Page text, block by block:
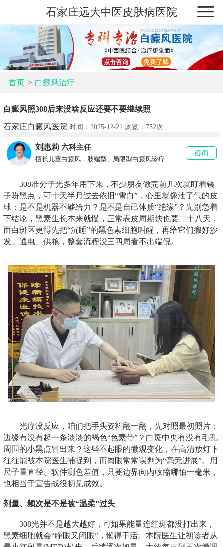
石家庄远大中医皮肤病医院
首页> 白癜风治疗
白癜风照308后来没啥反应还要不要继续照
石家庄白癜风医院 时间：2025-12-21 浏览： 752次
刘惠莉 六科主任
擅长儿童白癜风，肢端型、局限型白癜风诊疗
咨询
308准分子光多年用下来，不少朋友做完前几次就盯着镜
子盼黑点，可十天半月过去依旧“雪白”，心里就像泄了气的皮
球：是不是机器不够给力？是不是自己体质“绝缘”？先别急着
下结论，黑素生长本来就慢，正常表皮周期快也要二十八天，
而白斑区更得先把“沉睡”的黑色素细胞叫醒，再给它们搬好沙
发、通电、供粮，整套流程没三四周看不出端倪。
光疗没反应，咱们把手头资料翻一翻，先对照最初照片：
边缘有没有起一条淡淡的褐色“色素带”？白斑中央有没有毛孔
周围的小黑点冒出来？这些不起眼的微观变化，在高清放灯下
往往能被本院医生捕捉到，而肉眼常常误判为“毫无进展”。用
尺子量直径、软件测色差值，只要边界向内收缩哪怕一毫米，
也相当于宣告战役初见成效。
剂量、频次是不是被“温柔”过头
308光并不是越大越好，可如果能量连红斑都没打出来，
黑素细胞就会“睁眼又闭眼”，懒得干活。本院医生让初诊者从